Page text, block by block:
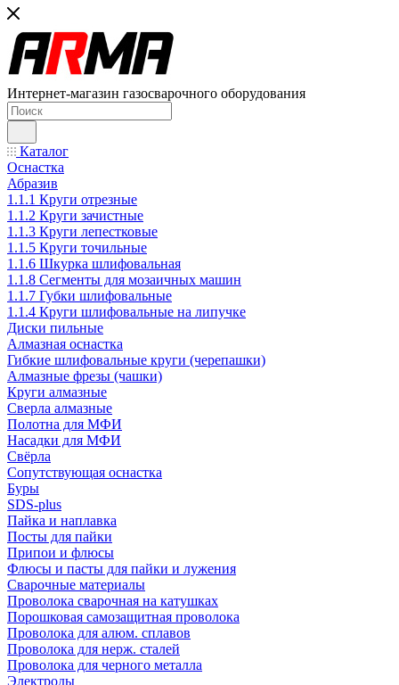
Интернет-магазин газосварочного оборудования
Каталог
Оснастка
Абразив
1.1.1 Круги отрезные
1.1.2 Круги зачистные
1.1.3 Круги лепестковые
1.1.5 Круги точильные
1.1.6 Шкурка шлифовальная
1.1.8 Сегменты для мозаичных машин
1.1.7 Губки шлифовальные
1.1.4 Круги шлифовальные на липучке
Диски пильные
Алмазная оснастка
Гибкие шлифовальные круги (черепашки)
Алмазные фрезы (чашки)
Круги алмазные
Сверла алмазные
Полотна для МФИ
Насадки для МФИ
Свёрла
Сопутствующая оснастка
Буры
SDS-plus
Пайка и наплавка
Посты для пайки
Припои и флюсы
Флюсы и пасты для пайки и лужения
Сварочные материалы
Проволока сварочная на катушках
Порошковая самозащитная проволока
Проволока для алюм. сплавов
Проволока для нерж. сталей
Проволока для черного металла
Электроды